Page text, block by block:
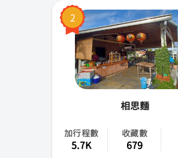
高雄市
屏東縣
2
相思麵
加行程數
5.7K
收藏數
679